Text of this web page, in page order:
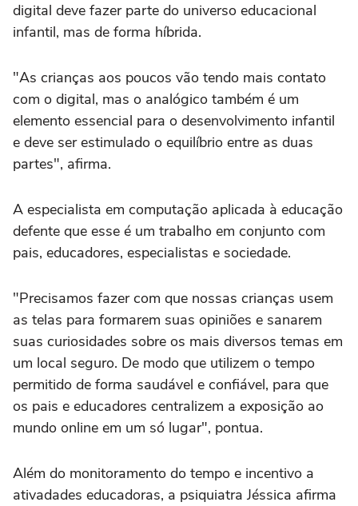
digital deve fazer parte do universo educacional
infantil, mas de forma híbrida.
"As crianças aos poucos vão tendo mais contato
com o digital, mas o analógico também é um
elemento essencial para o desenvolvimento infantil
e deve ser estimulado o equilíbrio entre as duas
partes", afirma.
A especialista em computação aplicada à educação
defente que esse é um trabalho em conjunto com
pais, educadores, especialistas e sociedade.
"Precisamos fazer com que nossas crianças usem
as telas para formarem suas opiniões e sanarem
suas curiosidades sobre os mais diversos temas em
um local seguro. De modo que utilizem o tempo
permitido de forma saudável e confiável, para que
os pais e educadores centralizem a exposição ao
mundo online em um só lugar", pontua.
Além do monitoramento do tempo e incentivo a
ativadades educadoras, a psiquiatra Jéssica afirma